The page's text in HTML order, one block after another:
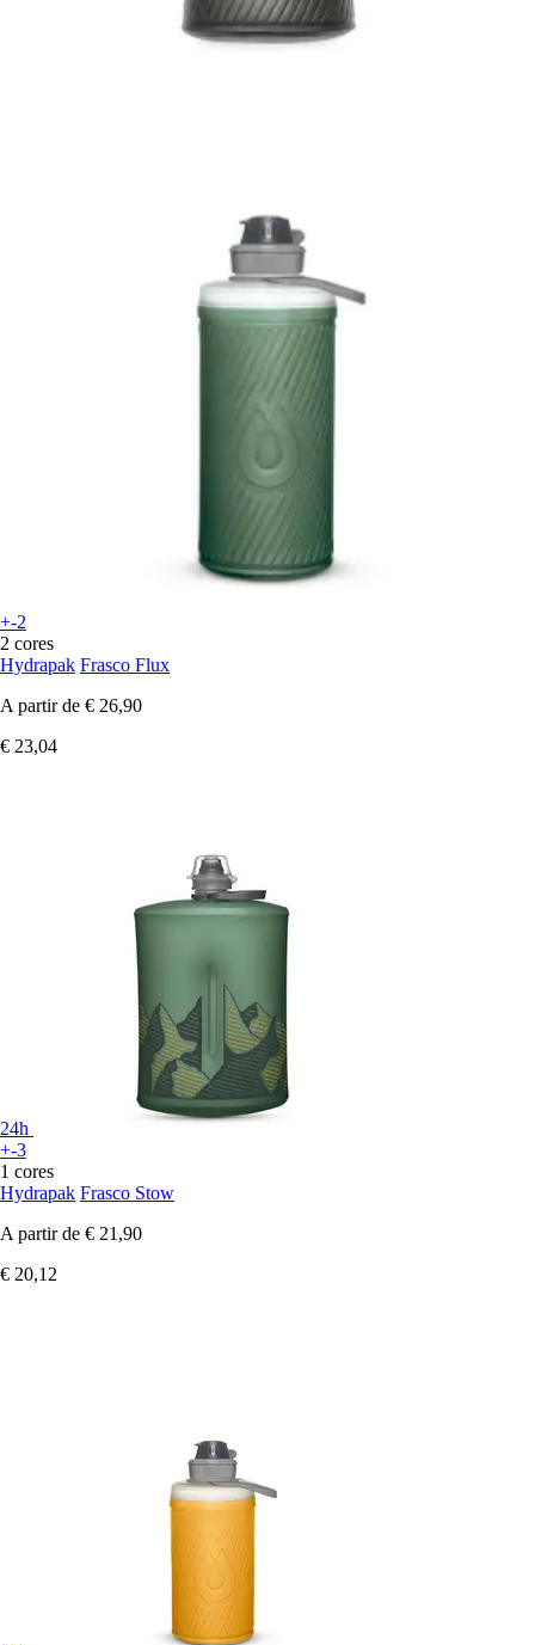
+-2
2 cores
Hydrapak Frasco Flux
A partir de € 26,90
€ 23,04
24h
+-3
1 cores
Hydrapak Frasco Stow
A partir de € 21,90
€ 20,12